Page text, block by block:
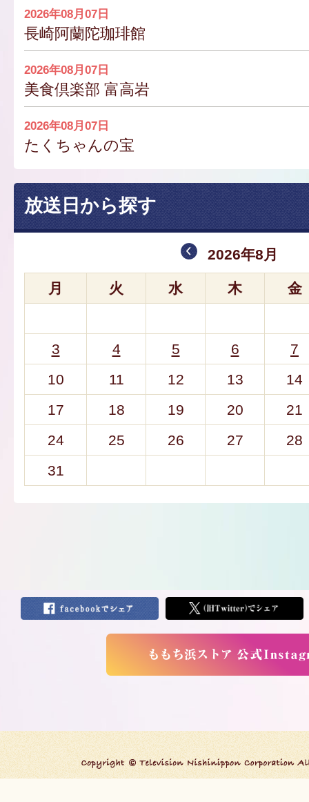
2026年08月07日
長崎阿蘭陀珈琲館
2026年08月07日
美食倶楽部 富高岩
2026年08月07日
たくちゃんの宝
放送日から探す
2026年8月
月 火 水 木 金
3 4 5 6
7
10
11 12 13
14
17
18 19 20
21
24
25 26 27
28
31